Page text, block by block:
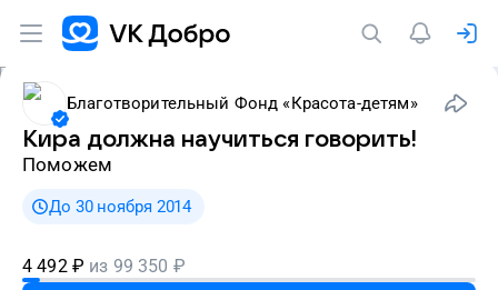
Благотворительный Фонд «Красота-детям»
Кира должна научиться говорить!
Поможем
До 30 ноября 2014
4 492 ₽ из 99 350 ₽